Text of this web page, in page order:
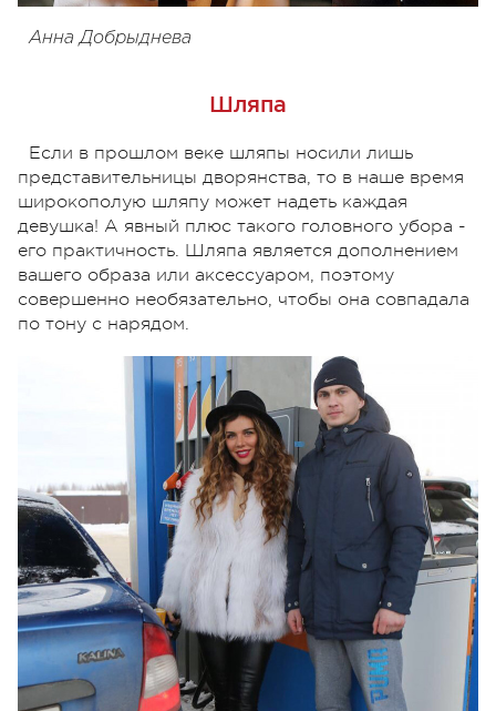
Анна Добрыднева
Шляпа
Если в прошлом веке шляпы носили лишь
представительницы дворянства, то в наше время
широкополую шляпу может надеть каждая
девушка! А явный плюс такого головного убора -
его практичность. Шляпа является дополнением
вашего образа или аксессуаром, поэтому
совершенно необязательно, чтобы она совпадала
по тону с нарядом.